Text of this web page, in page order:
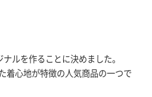
ルを作ることに決めました。
着心地が特徴の人気商品の一つで